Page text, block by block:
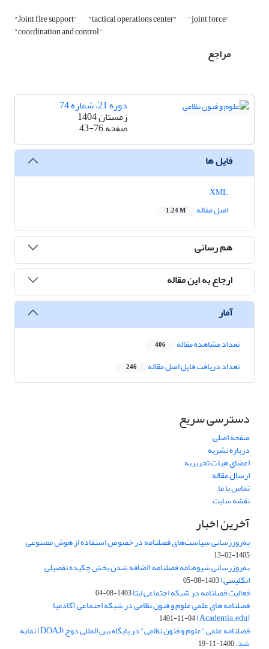
"Joint fire support" "tactical operations center" "joint force"
"coordination and control"
مراجع
دوره 21، شماره 74
زمستان 1404
صفحه43-76
فایل ها
اصل مقاله
1.24 M
هم رسانی
ارجاع به این مقاله
آمار
تعداد مشاهده مقاله 406
تعداد دریافت فایل اصل مقاله 246
دسترسی سریع
صفحه اصلی
درباره نشریه
اعضای هیات تحریریه
ارسال مقاله
تماس با ما
نقشه سایت
آخرین اخبار
به‌روزرسانی سیاست‌های فصلنامه در خصوص استفاده از هوش مصنوعی
1405-02-13
به‌روزرسانی شیوه‌نامه فصلنامه (اضافه شدن بخش چکیده تفصیلی
انگلیسی)1403-08-05
فعالیت فصلنامه در شبکه اجتماعی ایتا1403-08-04
فصلنامه های علمی علوم و فنون نظامی در شبکه اجتماعی آکادمیا
(Academia.edu)
1401-11-04
فصلنامه علمی "علوم و فنون نظامی" در پایگاه بین المللی دوج (DOAJ) نمایه
شد.1400-11-19